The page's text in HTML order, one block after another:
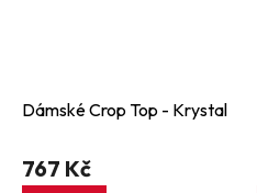
Dámské Crop Top - Krystal
767 Kč